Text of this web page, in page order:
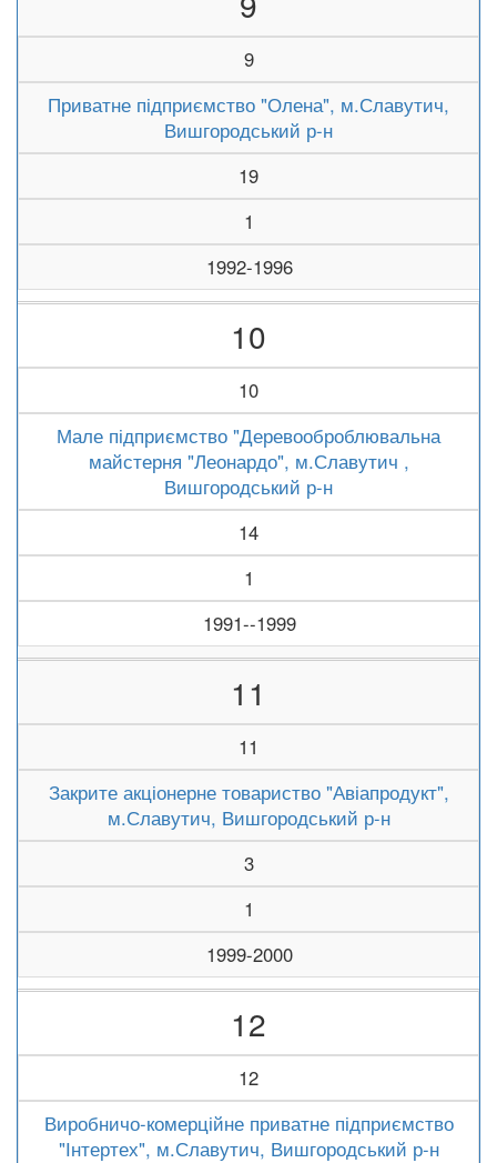
9
Приватне підприємство "Олена", м.Славутич,
Вишгородський р-н
19
1
1992-1996
10
10
Мале підприємство "Деревооброблювальна
майстерня "Леонардо", м.Славутич ,
Вишгородський р-н
14
1
1991--1999
11
11
Закрите акціонерне товариство "Авіапродукт",
м.Славутич, Вишгородський р-н
3
1
1999-2000
12
12
Виробничо-комерційне приватне підприємство
"Інтертех", м.Славутич, Вишгородський р-н